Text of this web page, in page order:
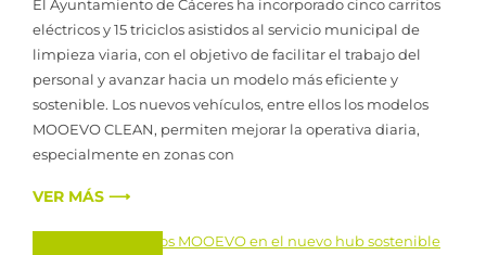
El Ayuntamiento de Cáceres ha incorporado cinco carritos
eléctricos y 15 triciclos asistidos al servicio municipal de
limpieza viaria, con el objetivo de facilitar el trabajo del
personal y avanzar hacia un modelo más eficiente y
sostenible. Los nuevos vehículos, entre ellos los modelos
MOOEVO CLEAN, permiten mejorar la operativa diaria,
especialmente en zonas con
VER MÁS ⟶